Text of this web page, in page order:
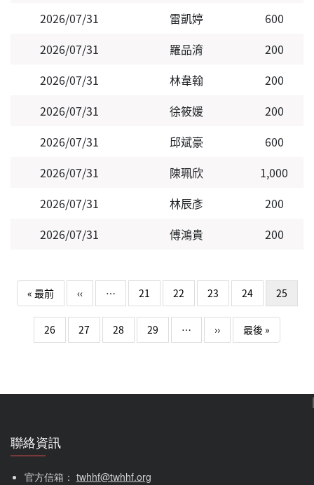
2026/07/31
雷凱婷
600
2026/07/31
羅品淯
200
2026/07/31
林韋翰
200
2026/07/31
徐筱媛
200
2026/07/31
邱斌豪
600
2026/07/31
陳珮欣
1,000
2026/07/31
林辰彥
200
2026/07/31
傅鴻貴 200
Pagination
« 最前First page
‹‹Previous page
… 21 22 23 24 25
26 27 28 29 … ››下一頁最後 »Last page
聯絡資訊
官方信箱： twhhf@twhhf.org